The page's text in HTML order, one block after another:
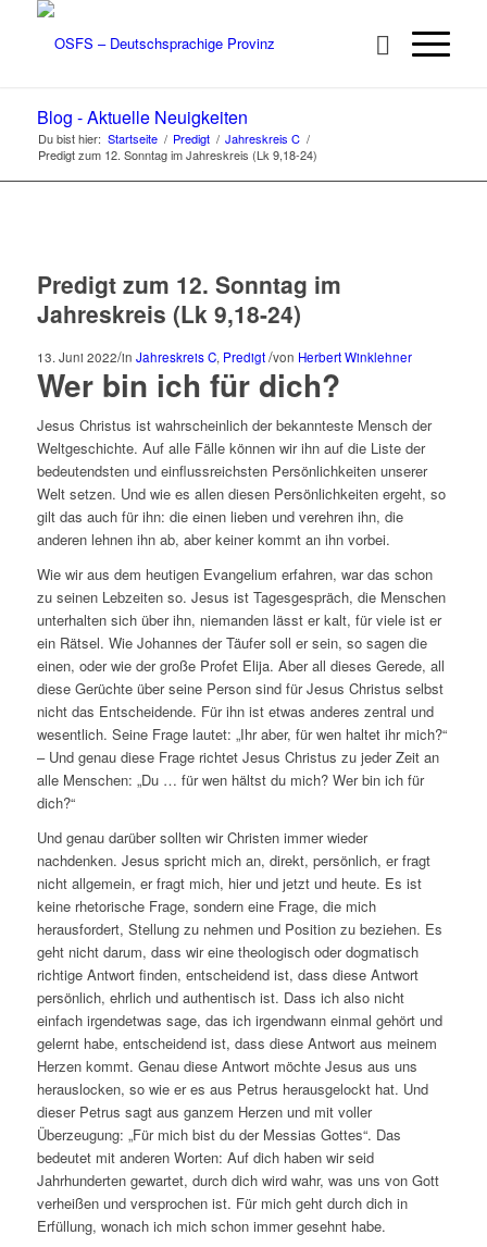
Blog - Aktuelle Neuigkeiten
Du bist hier: Startseite / Predigt / Jahreskreis C /
Predigt zum 12. Sonntag im Jahreskreis (Lk 9,18-24)
Predigt zum 12. Sonntag im
Jahreskreis (Lk 9,18-24)
13. Juni 2022/in Jahreskreis C, Predigt /von Herbert Winklehner
Wer bin ich für dich?
Jesus Christus ist wahrscheinlich der bekannteste Mensch der
Weltgeschichte. Auf alle Fälle können wir ihn auf die Liste der
bedeutendsten und einflussreichsten Persönlichkeiten unserer
Welt setzen. Und wie es allen diesen Persönlichkeiten ergeht, so
gilt das auch für ihn: die einen lieben und verehren ihn, die
anderen lehnen ihn ab, aber keiner kommt an ihn vorbei.
Wie wir aus dem heutigen Evangelium erfahren, war das schon
zu seinen Lebzeiten so. Jesus ist Tagesgespräch, die Menschen
unterhalten sich über ihn, niemanden lässt er kalt, für viele ist er
ein Rätsel. Wie Johannes der Täufer soll er sein, so sagen die
einen, oder wie der große Profet Elija. Aber all dieses Gerede, all
diese Gerüchte über seine Person sind für Jesus Christus selbst
nicht das Entscheidende. Für ihn ist etwas anderes zentral und
wesentlich. Seine Frage lautet: „Ihr aber, für wen haltet ihr mich?“
– Und genau diese Frage richtet Jesus Christus zu jeder Zeit an
alle Menschen: „Du … für wen hältst du mich? Wer bin ich für
dich?“
Und genau darüber sollten wir Christen immer wieder
nachdenken. Jesus spricht mich an, direkt, persönlich, er fragt
nicht allgemein, er fragt mich, hier und jetzt und heute. Es ist
keine rhetorische Frage, sondern eine Frage, die mich
herausfordert, Stellung zu nehmen und Position zu beziehen. Es
geht nicht darum, dass wir eine theologisch oder dogmatisch
richtige Antwort finden, entscheidend ist, dass diese Antwort
persönlich, ehrlich und authentisch ist. Dass ich also nicht
einfach irgendetwas sage, das ich irgendwann einmal gehört und
gelernt habe, entscheidend ist, dass diese Antwort aus meinem
Herzen kommt. Genau diese Antwort möchte Jesus aus uns
herauslocken, so wie er es aus Petrus herausgelockt hat. Und
dieser Petrus sagt aus ganzem Herzen und mit voller
Überzeugung: „Für mich bist du der Messias Gottes“. Das
bedeutet mit anderen Worten: Auf dich haben wir seid
Jahrhunderten gewartet, durch dich wird wahr, was uns von Gott
verheißen und versprochen ist. Für mich geht durch dich in
Erfüllung, wonach ich mich schon immer gesehnt habe.